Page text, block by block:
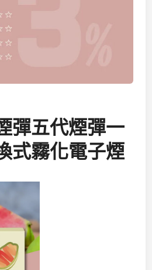
彈五代煙彈一
式霧化電子煙